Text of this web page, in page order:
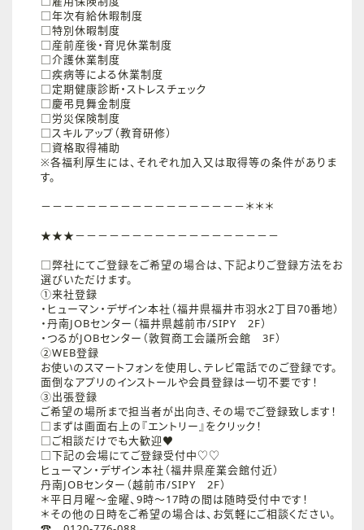
□年次有給休暇制度
□特別休暇制度
□産前産後・育児休業制度
□介護休業制度
□疾病等による休業制度
□定期健康診断・ストレスチェック
□慶弔見舞金制度
□労災保険制度
□スキルアップ（教育研修）
□資格取得補助
※各福利厚生には、それぞれ加入又は取得等の条件がありま
す。
－－－－－－－－－－－－－－－－－－＊＊＊
★★★－－－－－－－－－－－－－－－－－－
□弊社にてご登録をご希望の場合は、下記よりご登録方法をお
選びいただけます。
①来社登録
・ヒューマン・デザイン本社（福井県福井市羽水2丁目70番地）
・丹南JOBセンター（福井県越前市/SIPY 2F）
・つるがJOBセンター（敦賀商工会議所会館 3F）
②WEB登録
お使いのスマートフォンを使用し、テレビ電話でのご登録です。
面倒なアプリのインストールや会員登録は一切不要です！
③出張登録
ご希望の場所まで担当者が出向き、その場でご登録致します！
□まずは画面右上の『エントリー』をクリック！
□ご相談だけでも大歓迎♥
□下記の会場にてご登録受付中♡♡
ヒューマン・デザイン本社（福井県産業会館付近）
丹南JOBセンター（越前市/SIPY 2F）
＊平日月曜～金曜、9時～17時の間は随時受付中です！
＊その他の日時をご希望の場合は、お気軽にご相談ください。